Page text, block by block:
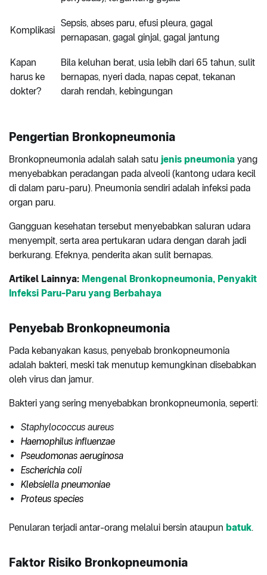
Komplikasi
Sepsis, abses paru, efusi pleura, gagal
pernapasan, gagal ginjal, gagal jantung
Kapan
harus ke
dokter?
Bila keluhan berat, usia lebih dari 65 tahun, sulit
bernapas, nyeri dada, napas cepat, tekanan
darah rendah, kebingungan
Pengertian Bronkopneumonia
Bronkopneumonia adalah salah satu jenis pneumonia yang
menyebabkan peradangan pada alveoli (kantong udara kecil
di dalam paru-paru). Pneumonia sendiri adalah infeksi pada
organ paru.
Gangguan kesehatan tersebut menyebabkan saluran udara
menyempit, serta area pertukaran udara dengan darah jadi
berkurang. Efeknya, penderita akan sulit bernapas.
Artikel Lainnya: Mengenal Bronkopneumonia, Penyakit
Infeksi Paru-Paru yang Berbahaya
Penyebab Bronkopneumonia
Pada kebanyakan kasus, penyebab bronkopneumonia
adalah bakteri, meski tak menutup kemungkinan disebabkan
oleh virus dan jamur.
Bakteri yang sering menyebabkan bronkopneumonia, seperti:
Staphylococcus aureus
Haemophilus influenzae
Pseudomonas aeruginosa
Escherichia coli
Klebsiella pneumoniae
Proteus species
Penularan terjadi antar-orang melalui bersin ataupun batuk.
Faktor Risiko Bronkopneumonia